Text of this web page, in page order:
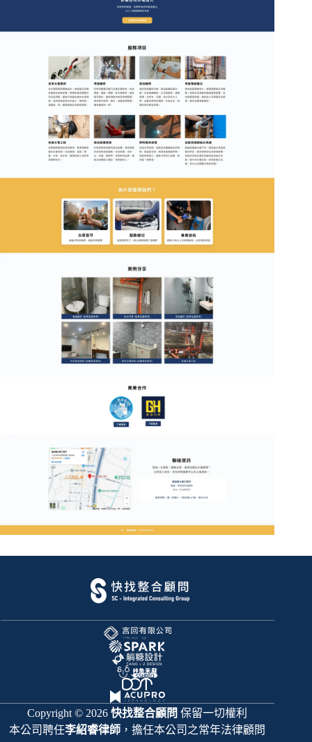
Copyright © 2026快找整合顧問 保留一切權利
本公司聘任李紹睿律師 ，擔任本公司之常年法律顧問